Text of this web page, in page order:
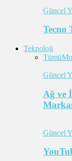
Güncel
Tecno
Teknoloji
Tümü
Güncel
Ağ ve
Güncel